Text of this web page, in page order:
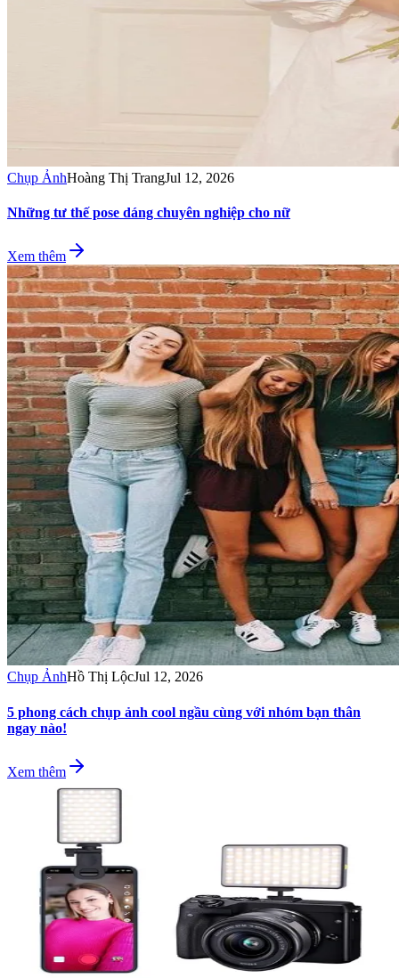
Chụp ẢnhHoàng Thị TrangJul 12, 2026
Những tư thế pose dáng chuyên nghiệp cho nữ
Xem thêm
Chụp ẢnhHồ Thị LộcJul 12, 2026
5 phong cách chụp ảnh cool ngầu cùng với nhóm bạn thân
ngay nào!
Xem thêm